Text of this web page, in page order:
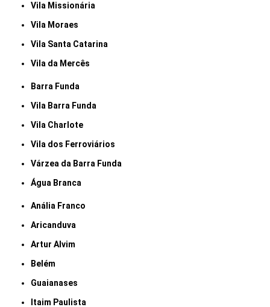
Vila Missionária
Vila Moraes
Vila Santa Catarina
Vila da Mercês
Barra Funda
Vila Barra Funda
Vila Charlote
Vila dos Ferroviários
Várzea da Barra Funda
Água Branca
Anália Franco
Aricanduva
Artur Alvim
Belém
Guaianases
Itaim Paulista